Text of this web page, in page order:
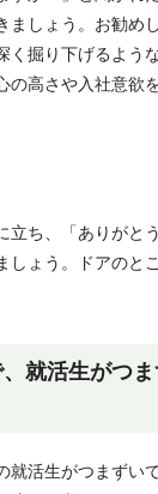
ましょう。お勧め
く掘り下げるよう
の高さや入社意欲
立ち、「ありがと
ょう。ドアのと
就活生がつ
就活生がつまずい